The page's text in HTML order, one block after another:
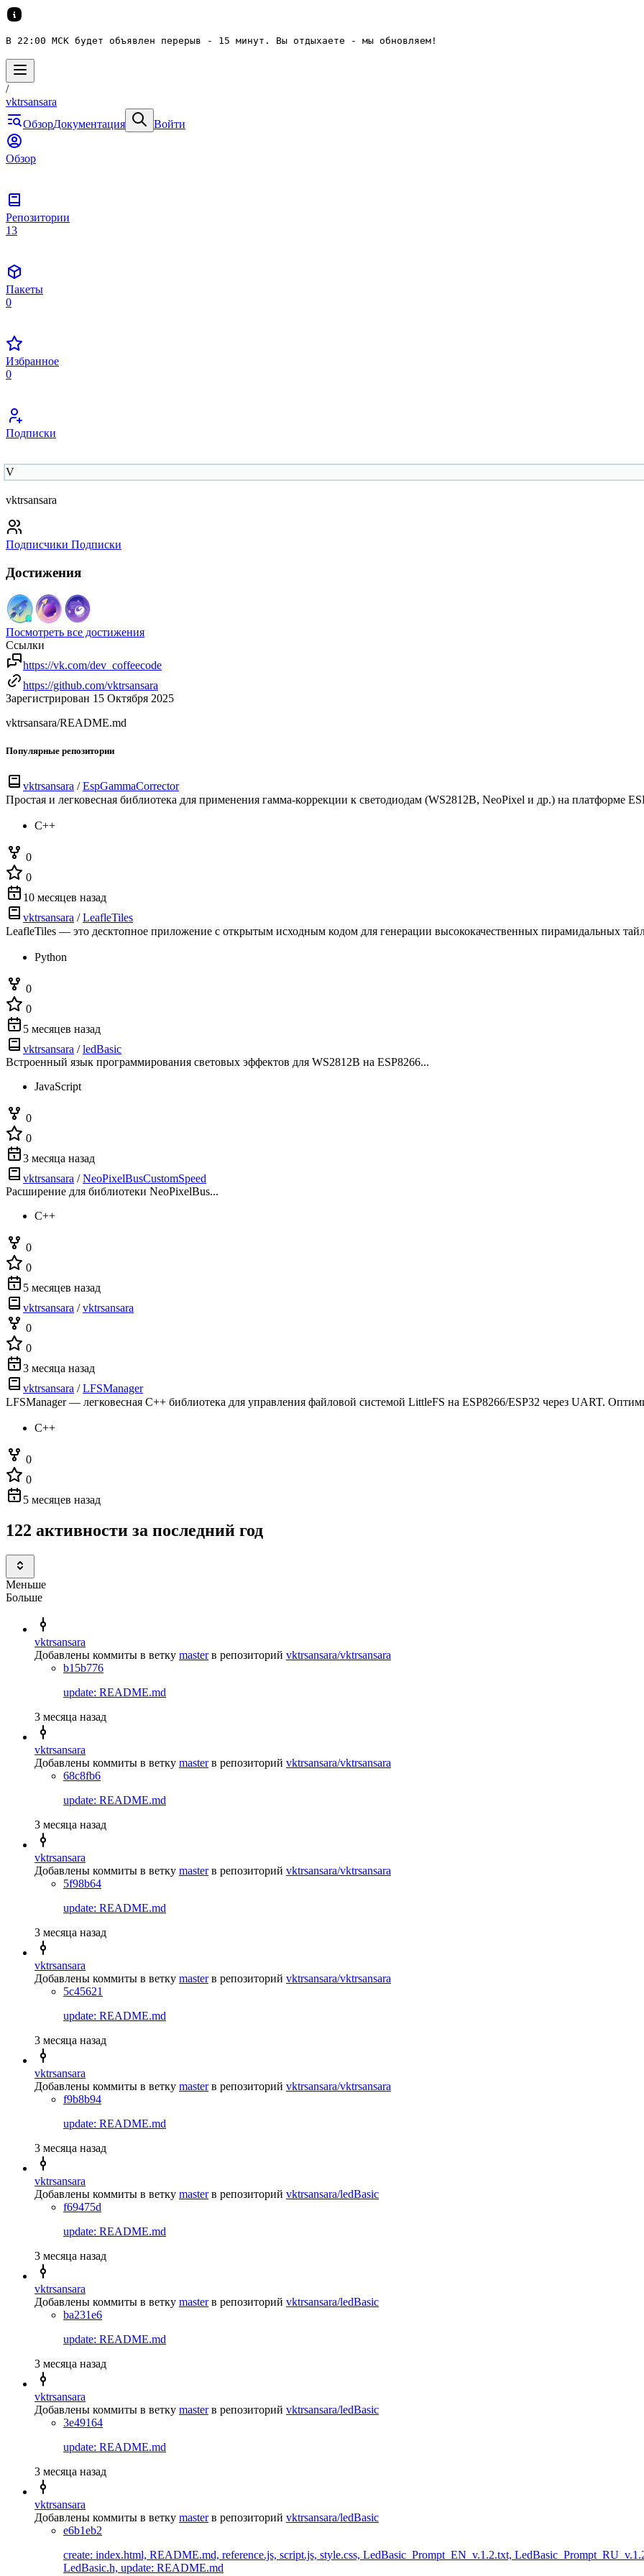
В 22:00 МСК будет объявлен перерыв - 15 минут. Вы отдыхаете - мы обновляем!
/
vktrsansara
ОбзорДокументация Войти
Обзор
Репозитории
13
Пакеты
0
Избранное
0
Подписки
V
vktrsansara
Подписчики Подписки
Достижения
Посмотреть все достижения
Ссылки
https://vk.com/dev_coffeecode
https://github.com/vktrsansara
Зарегистрирован 15 Октября 2025
vktrsansara/README.md
Популярные репозитории
vktrsansara /EspGammaCorrector
Простая и легковесная библиотека для применения гамма-коррекции к светодиодам (WS2812B, NeoPixel и др.) на платформе
C++
0
0
10 месяцев назад
vktrsansara /LeafleTiles
LeafleTiles — это десктопное приложение с открытым исходным кодом для генерации высококачественных пирамидальных
Python
0
0
5 месяцев назад
vktrsansara /ledBasic
Встроенный язык программирования световых эффектов для WS2812B на ESP8266...
JavaScript
0
0
3 месяца назад
vktrsansara /NeoPixelBusCustomSpeed
Расширение для библиотеки NeoPixelBus...
C++
0
0
5 месяцев назад
vktrsansara /vktrsansara
0
0
3 месяца назад
vktrsansara /LFSManager
LFSManager — легковесная C++ библиотека для управления файловой системой LittleFS на ESP8266/ESP32 через UART.
C++
0
0
5 месяцев назад
122 активности за последний год
Меньше
Больше
vktrsansara
Добавлены коммиты в ветку master в репозиторий vktrsansara/vktrsansara
b15b776
update: README.md
3 месяца назад
vktrsansara
Добавлены коммиты в ветку master в репозиторий vktrsansara/vktrsansara
68c8fb6
update: README.md
3 месяца назад
vktrsansara
Добавлены коммиты в ветку master в репозиторий vktrsansara/vktrsansara
5f98b64
update: README.md
3 месяца назад
vktrsansara
Добавлены коммиты в ветку master в репозиторий vktrsansara/vktrsansara
5c45621
update: README.md
3 месяца назад
vktrsansara
Добавлены коммиты в ветку master в репозиторий vktrsansara/vktrsansara
f9b8b94
update: README.md
3 месяца назад
vktrsansara
Добавлены коммиты в ветку master в репозиторий vktrsansara/ledBasic
f69475d
update: README.md
3 месяца назад
vktrsansara
Добавлены коммиты в ветку master в репозиторий vktrsansara/ledBasic
ba231e6
update: README.md
3 месяца назад
vktrsansara
Добавлены коммиты в ветку master в репозиторий vktrsansara/ledBasic
3e49164
update: README.md
3 месяца назад
vktrsansara
Добавлены коммиты в ветку master в репозиторий vktrsansara/ledBasic
e6b1eb2
create: index.html, README.md, reference.js, script.js, style.css, LedBasic_Prompt_EN_v.1.2.txt,
LedBasic.h, update: README.md